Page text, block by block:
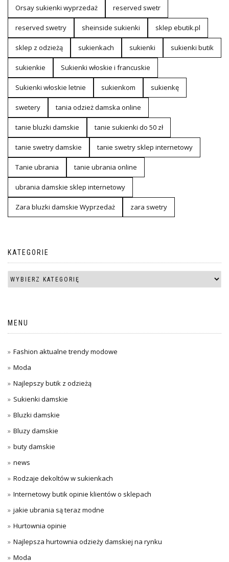
Orsay sukienki wyprzedaż reserved swetr
reserved swetry sheinside sukienki sklep ebutik.pl
sklep z odzieżą sukienkach sukienki sukienki butik
sukienkie Sukienki włoskie i francuskie
Sukienki włoskie letnie sukienkom sukienkę
swetery tania odzież damska online
tanie bluzki damskie tanie sukienki do 50 zł
tanie swetry damskie tanie swetry sklep internetowy
Tanie ubrania tanie ubrania online
ubrania damskie sklep internetowy
Zara bluzki damskie Wyprzedaż zara swetry
KATEGORIE
MENU
Fashion aktualne trendy modowe
Moda
Najlepszy butik z odzieżą
Sukienki damskie
Bluzki damskie
Bluzy damskie
buty damskie
news
Rodzaje dekoltów w sukienkach
Internetowy butik opinie klientów o sklepach
jakie ubrania są teraz modne
Hurtownia opinie
Najlepsza hurtownia odzieży damskiej na rynku
Moda